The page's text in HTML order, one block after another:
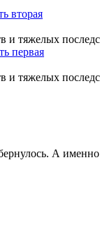
и тяжелых
и тяжелых
А